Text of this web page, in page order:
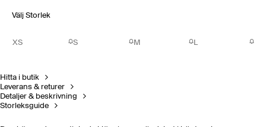
Välj Storlek
XS S M L
Hitta i butik
Leverans & returer
Detaljer & beskrivning
Storleksguide